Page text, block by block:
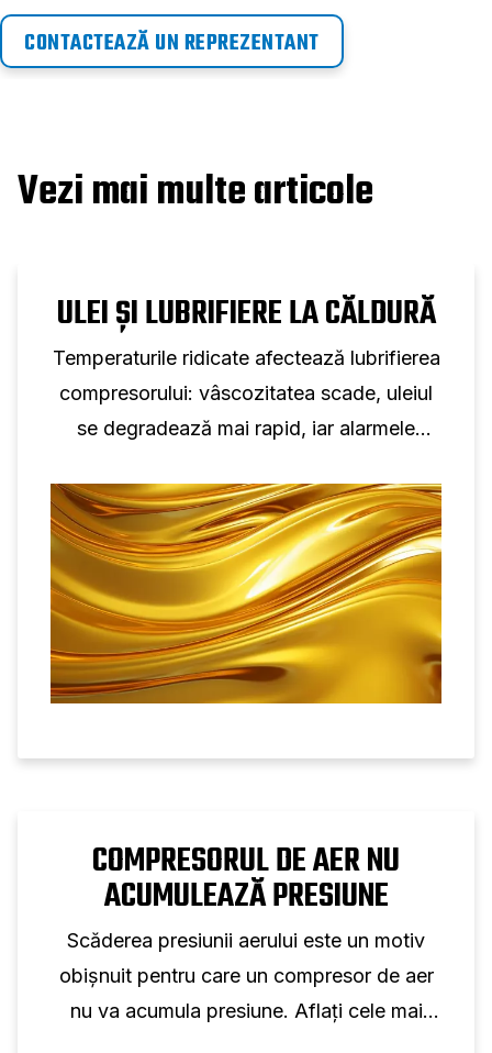
CONTACTEAZĂ UN REPREZENTANT
Vezi mai multe articole
ULEI ȘI LUBRIFIERE LA CĂLDURĂ
Temperaturile ridicate afectează lubrifierea
compresorului: vâscozitatea scade, uleiul
se degradează mai rapid, iar alarmele
durata de viață.
COMPRESORUL DE AER NU
ACUMULEAZĂ PRESIUNE
Scăderea presiunii aerului este un motiv
obișnuit pentru care un compresor de aer
nu va acumula presiune. Aflați cele mai